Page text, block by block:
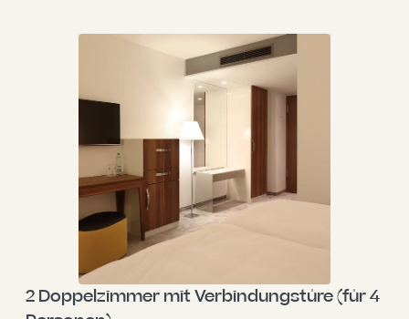
2 Doppelzimmer mit Verbindungstüre (für 4